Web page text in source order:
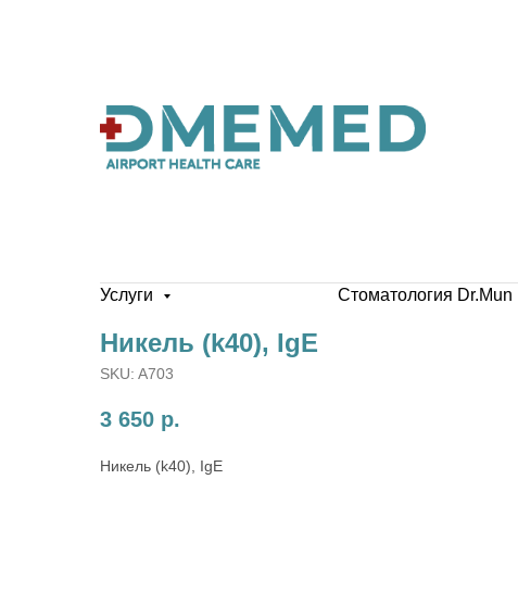
Услуги Стоматология Dr.Mun
Никель (k40), IgE
SKU: A703
3 650 р.
Никель (k40), IgE